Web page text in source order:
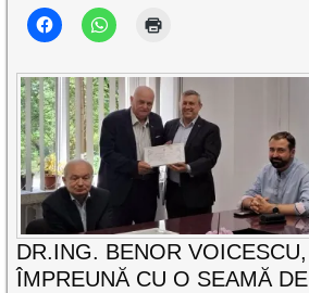
DR.ING. BENOR VOICESCU,
ÎMPREUNĂ CU O SEAMĂ DE